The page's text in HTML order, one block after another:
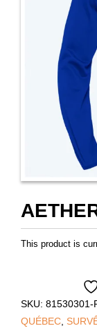
This product is
SKU: 81530301-
QUÉBEC,